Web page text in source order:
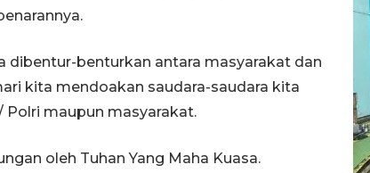
dibentur-benturkan antara masyarakat dan
kita mendoakan saudara-saudara kita
Polri maupun masyarakat.
oleh Tuhan Yang Maha Kuasa.